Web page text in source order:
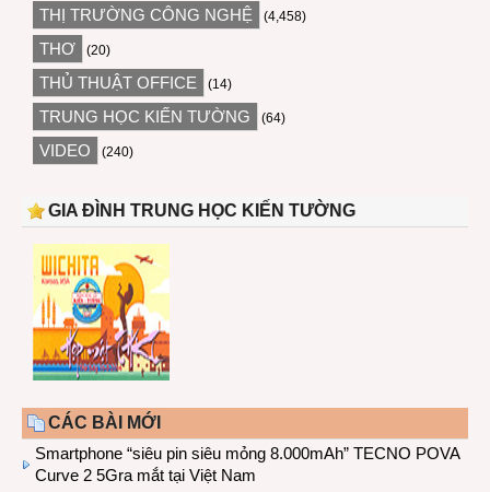
THỊ TRƯỜNG CÔNG NGHỆ (4,458)
THƠ (20)
THỦ THUẬT OFFICE (14)
TRUNG HỌC KIẾN TƯỜNG (64)
VIDEO (240)
GIA ĐÌNH TRUNG HỌC KIẾN TƯỜNG
CÁC BÀI MỚI
Smartphone “siêu pin siêu mỏng 8.000mAh” TECNO POVA
Curve 2 5Gra mắt tại Việt Nam